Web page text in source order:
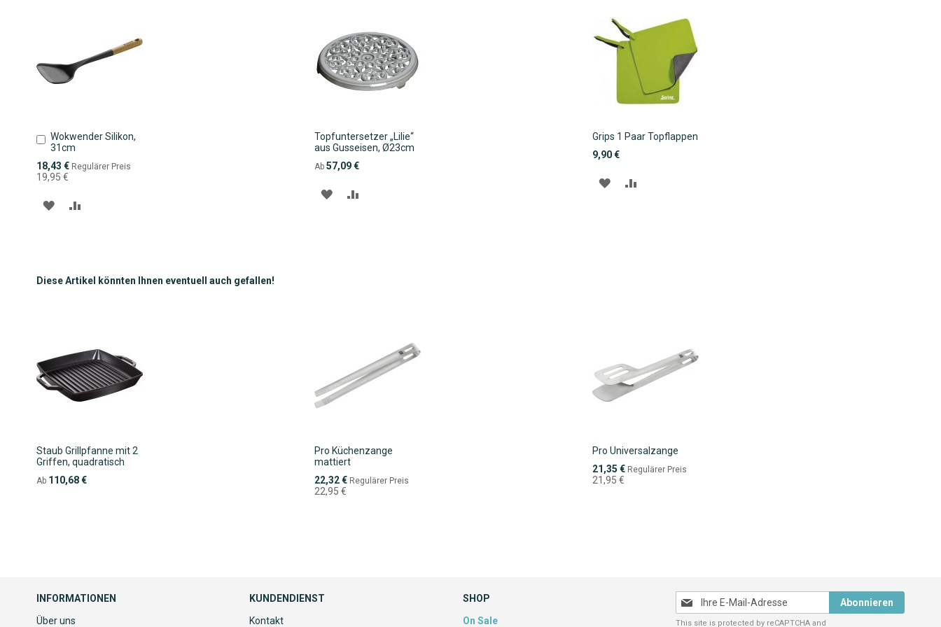
Wokwender Silikon,
31cm
Sonderpreis
18,43 € Regulärer Preis
19,95 €
In
den
Warenkorb
ZUR
Topfuntersetzer „Lilie“
aus Gusseisen, Ø23cm
Ab 57,09 €
ZUR
Grips 1 Paar Topflappen
9,90 €
ZUR
Diese Artikel könnten Ihnen eventuell auch gefallen!
Staub Grillpfanne mit 2
Griffen, quadratisch
Ab 110,68 €
Pro Küchenzange
mattiert
Sonderpreis
22,32 € Regulärer Preis
22,95 €
Pro Universalzange
Sonderpreis
21,35 € Regulärer Preis
21,95 €
INFORMATIONEN
Über uns
KUNDENDIENST
Kontakt
SHOP
On Sale
Melden
Sie
Abonnieren
This site is protected by reCAPTCHA and